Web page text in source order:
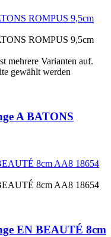
mehrere Varianten auf.
gewählt werden
A BATONS
EN BEAUTÉ 8cm